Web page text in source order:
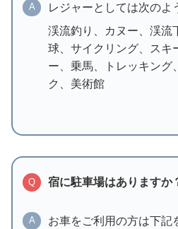
A
レジャーとしては次のよ
渓流釣り、カヌー、渓流
球、サイクリング、スキ
ー、乗馬、トレッキング
ク、美術館
Q 宿に駐車場はありますか
A お車をご利用の方は下記